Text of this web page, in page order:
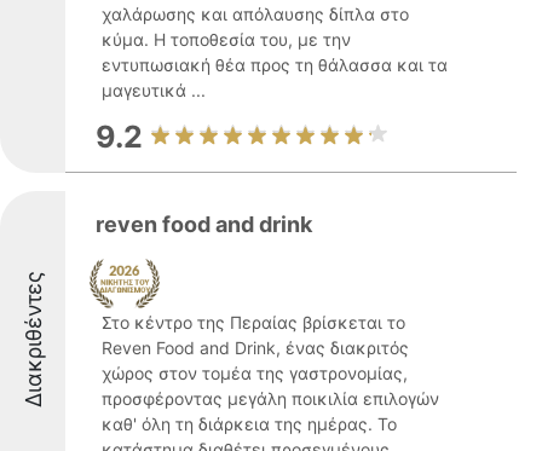
χαλάρωσης και απόλαυσης δίπλα στο
κύμα. Η τοποθεσία του, με την
εντυπωσιακή θέα προς τη θάλασσα και τα
μαγευτικά ...
9.2
Διακριθέντες
reven food and drink
Στο κέντρο της Περαίας βρίσκεται το
Reven Food and Drink, ένας διακριτός
χώρος στον τομέα της γαστρονομίας,
προσφέροντας μεγάλη ποικιλία επιλογών
καθ' όλη τη διάρκεια της ημέρας. Το